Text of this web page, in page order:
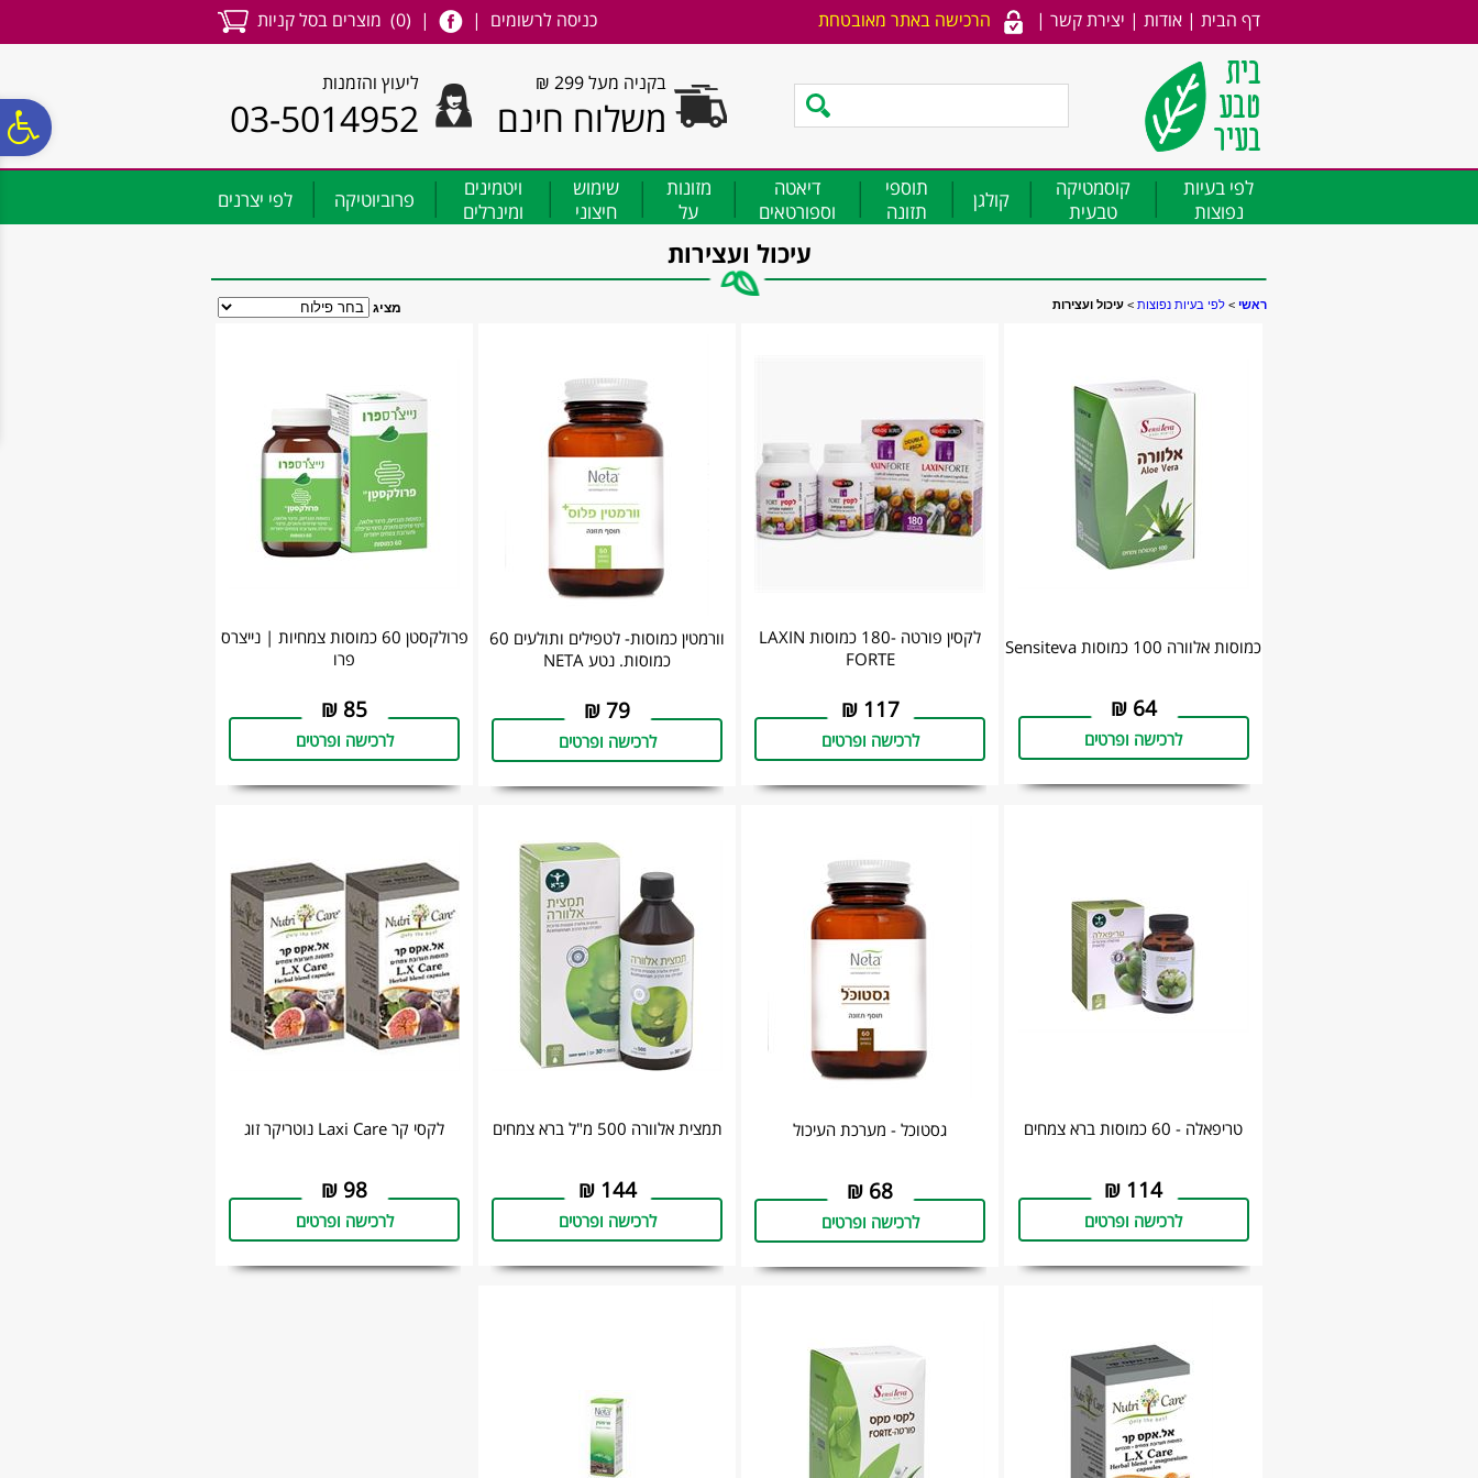
נגישות
אתר
המרכזי
דף הבית | אודות | יצירת קשר | הרכישה באתר מאובטחת כניסה לרשומים |
| (
0
) מוצרים בסל קניות
בקניה מעל 299 ₪
משלוח חינם
ליעוץ והזמנות
03-5014952
לפי בעיות
נפוצות
קוסמטיקה
טבעית
קולגן
תוספי
תזונה
דיאטה
וספורטאים
מזונות
על
שימוש
חיצוני
ויטמינים
ומינרלים
פרוביוטיקה לפי יצרנים
עיכול ועצירות
ראשי > לפי בעיות נפוצות > עיכול ועצירות מציג
כמוסות אלוורה 100 כמוסות Sensiteva
64
₪
לרכישה ופרטים
לקסין פורטה -180 כמוסות LAXIN
FORTE
117
₪
לרכישה ופרטים
וורמטין כמוסות- לטפילים ותולעים 60
כמוסות. נטע NETA
79
₪
לרכישה ופרטים
‎פרולקסטן 60 כמוסות צמחיות | נייצרס
פרו
85
₪
לרכישה ופרטים
טריפאלה - 60 כמוסות ‏ברא צמחים
114
₪
לרכישה ופרטים
גסטוכל - מערכת העיכול
68
₪
לרכישה ופרטים
תמצית אלוורה 500 מ"ל ‏ברא צמחים
144
₪
לרכישה ופרטים
לקסי קר Laxi Care נוטריקר זוג
98
₪
לרכישה ופרטים